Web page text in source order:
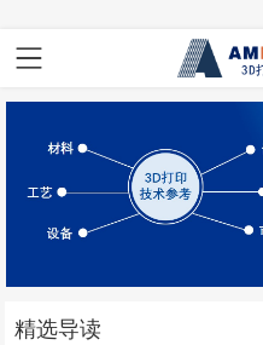
精选导读